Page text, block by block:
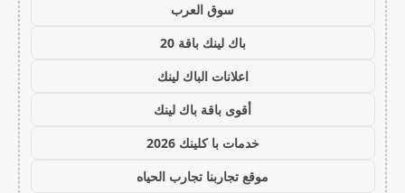
سوق العرب
باك لينك باقة 20
اعلانات الباك لينك
أقوى باقة باك لينك
خدمات با كلينك 2026
موقع تجاربنا تجارب الحياه